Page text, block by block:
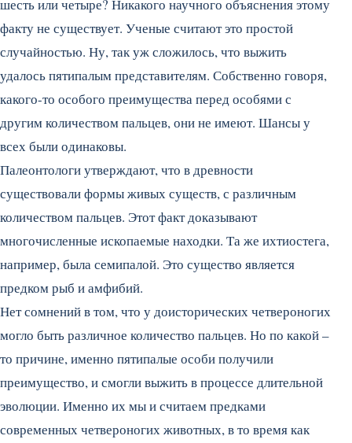
шесть или четыре? Никакого научного объяснения этому
факту не существует. Ученые считают это простой
случайностью. Ну, так уж сложилось, что выжить
удалось пятипалым представителям. Собственно говоря,
какого-то особого преимущества перед особями с
другим количеством пальцев, они не имеют. Шансы у
всех были одинаковы.
Палеонтологи утверждают, что в древности
существовали формы живых существ, с различным
количеством пальцев. Этот факт доказывают
многочисленные ископаемые находки. Та же ихтиостега,
например, была семипалой. Это существо является
предком рыб и амфибий.
Нет сомнений в том, что у доисторических четвероногих
могло быть различное количество пальцев. Но по какой –
то причине, именно пятипалые особи получили
преимущество, и смогли выжить в процессе длительной
эволюции. Именно их мы и считаем предками
современных четвероногих животных, в то время как